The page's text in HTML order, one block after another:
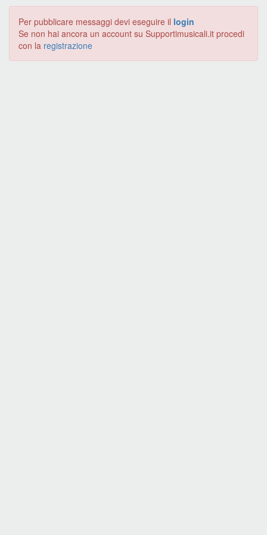
Per pubblicare messaggi devi eseguire il login
Se non hai ancora un account su Supportimusicali.it procedi
con la registrazione